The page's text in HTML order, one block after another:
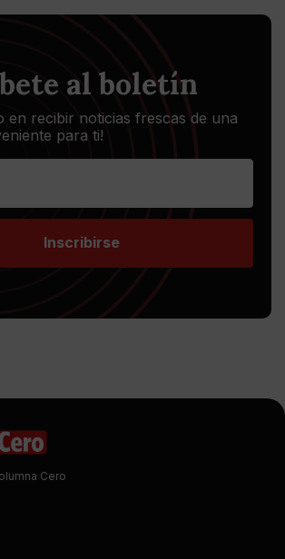
al boletín
en recibir noticias frescas de una
para ti!
Inscribirse
Cero